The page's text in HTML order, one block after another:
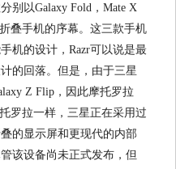
别以Galaxy Fold，Mate X
叠手机的序幕。这三款手机
机的设计，Razr可以说是最
的回落。但是，由于三星
Z Flip，因此摩托罗拉
罗拉一样，三星正在采用过
的显示屏和更现代的内部
该设备尚未正式发布，但